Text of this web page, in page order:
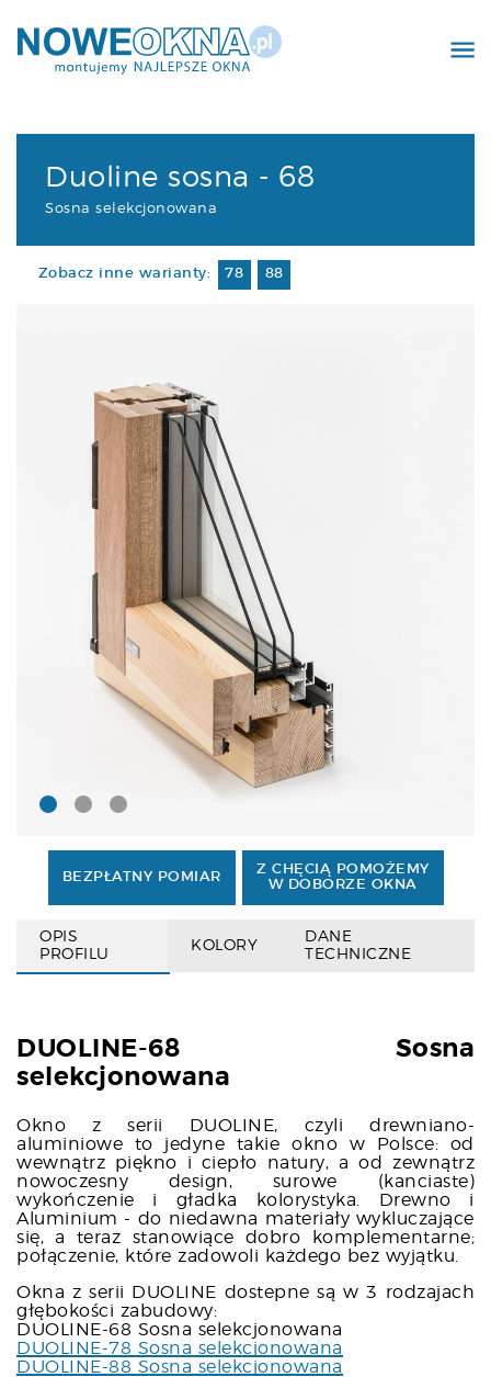
Kontakt
Duoline sosna - 68
Sosna selekcjonowana
Zobacz inne warianty: 78 88
OPIS
PROFILU
KOLORY
DANE
TECHNICZNE
BEZPŁATNY POMIAR
Z CHĘCIĄ POMOŻEMY
W DOBORZE OKNA
DUOLINE-68 Sosna
selekcjonowana
Okno z serii DUOLINE, czyli drewniano-
aluminiowe to jedyne takie okno w Polsce: od
wewnątrz piękno i ciepło natury, a od zewnątrz
nowoczesny design, surowe (kanciaste)
wykończenie i gładka kolorystyka. Drewno i
Aluminium - do niedawna materiały wykluczające
się, a teraz stanowiące dobro komplementarne;
połączenie, które zadowoli każdego bez wyjątku.
Okna z serii DUOLINE dostepne są w 3 rodzajach
głębokości zabudowy:
DUOLINE-68 Sosna selekcjonowana
DUOLINE-78 Sosna selekcjonowana
DUOLINE-88 Sosna selekcjonowana